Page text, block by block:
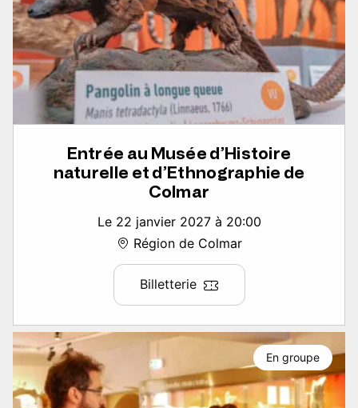
Entrée au Musée d’Histoire
naturelle et d’Ethnographie de
Colmar
Le 22 janvier 2027 à 20:00
Région de Colmar
Billetterie
En groupe